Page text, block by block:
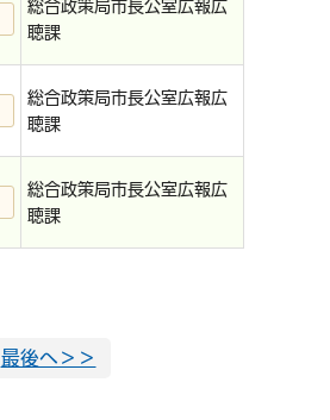
総合政策局市長公室広報広
聴課
総合政策局市長公室広報広
聴課
総合政策局市長公室広報広
聴課
最後へ＞＞